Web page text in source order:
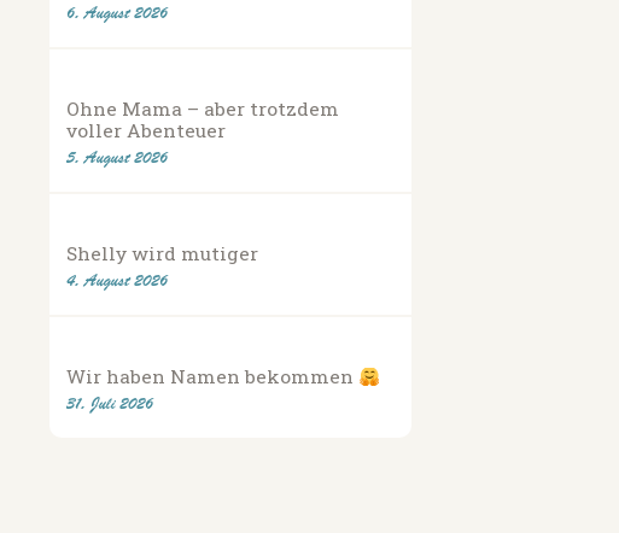
6. August 2026
Ohne Mama – aber trotzdem
voller Abenteuer
5. August 2026
Shelly wird mutiger
4. August 2026
Wir haben Namen bekommen
31. Juli 2026